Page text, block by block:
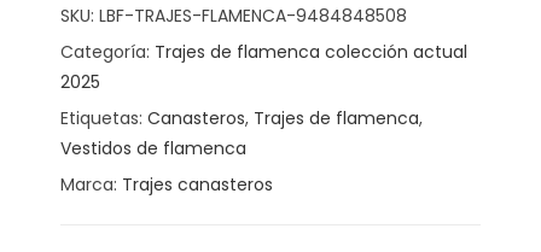
SKU: LBF-TRAJES-FLAMENCA-9484848508
Categoría: Trajes de flamenca colección actual
2025
Etiquetas: Canasteros, Trajes de flamenca,
Vestidos de flamenca
Marca: Trajes canasteros